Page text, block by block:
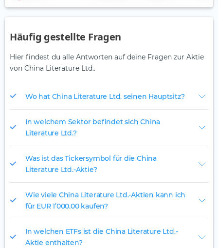
Häufig gestellte Fragen
Hier findest du alle Antworten auf deine Fragen zur Aktie
von China Literature Ltd..
Wo hat China Literature Ltd. seinen Hauptsitz?
In welchem Sektor befindet sich China
Literature Ltd.?
Was ist das Tickersymbol für die China
Literature Ltd.-Aktie?
Wie viele China Literature Ltd.-Aktien kann ich
für EUR 1’000.00 kaufen?
In welchen ETFs ist die China Literature Ltd.-
Aktie enthalten?